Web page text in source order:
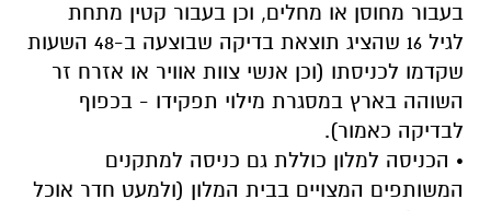
בעבור מחוסן או מחלים, וכן בעבור קטין מתחת
לגיל 16 שהציג תוצאת בדיקה שבוצעה ב-48 השעות
שקדמו לכניסתו (וכן אנשי צוות אוויר או אזרח זר
השוהה בארץ במסגרת מילוי תפקידו - בכפוף
לבדיקה כאמור).
• הכניסה למלון כוללת גם כניסה למתקנים
המשותפים המצויים בבית המלון (ולמעט חדר אוכל